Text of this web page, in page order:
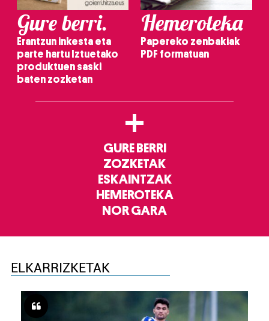
Gure berri.
Erantzun inkesta eta
parte hartu Iztuetako
produktuen saski
baten zozketan
Hemeroteka
Papereko zenbakiak
PDF formatuan
+
GURE BERRI
ZOZKETAK
ESKAINTZAK
HEMEROTEKA
NOR GARA
ELKARRIZKETAK